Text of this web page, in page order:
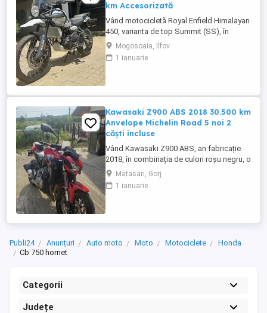
km Accesorizată
Vând motocicletă Royal Enfield Himalayan
450, varianta de top Summit (SS), în
culoarea Kamet White, dotată din fabrică
cu jante Tubeless. Motocicleta este
practic nouă, neutilizată (2 km). A fost
2025. Se află în stare absolut ...
Mogosoaia, Ilfov
1 ianuarie
Kawasaki Z900 ABS 2018 30.500 km
Anvelope Michelin Road 5 noi 2
căști incluse
Vând Kawasaki Z900 ABS, an fabricație
2018, în combinația de culori roșu negru, o
configurație foarte frumoasă și mai rar
întâlnită. Motocicleta are aproximativ
30.500 km și se prezintă foarte bine. Este
efectuat recent, ...
Matasari, Gorj
1 ianuarie
Publi24 Anunțuri Auto moto Moto Motociclete
Honda
Cb 750 hornet
Categorii
Județe